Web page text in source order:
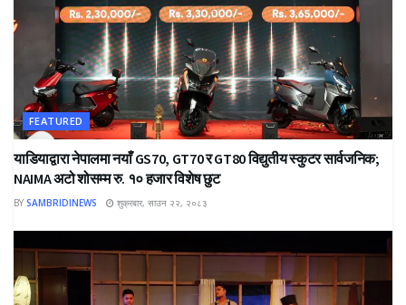
FEATURED
याडियाद्वारा नेपालमा नयाँ GS70, GT70 र GT80 विद्युतीय स्कुटर सार्वजनिक;
NAIMA अटो शोसम्म रु. १० हजार विशेष छुट
BY SAMBRIDINEWS शुक्रबार, साउन २२, २०८३